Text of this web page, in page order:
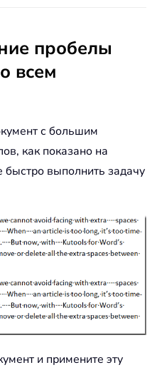
пробелы
всем
с большим
как показано на
выполнить задачу
и примените эту